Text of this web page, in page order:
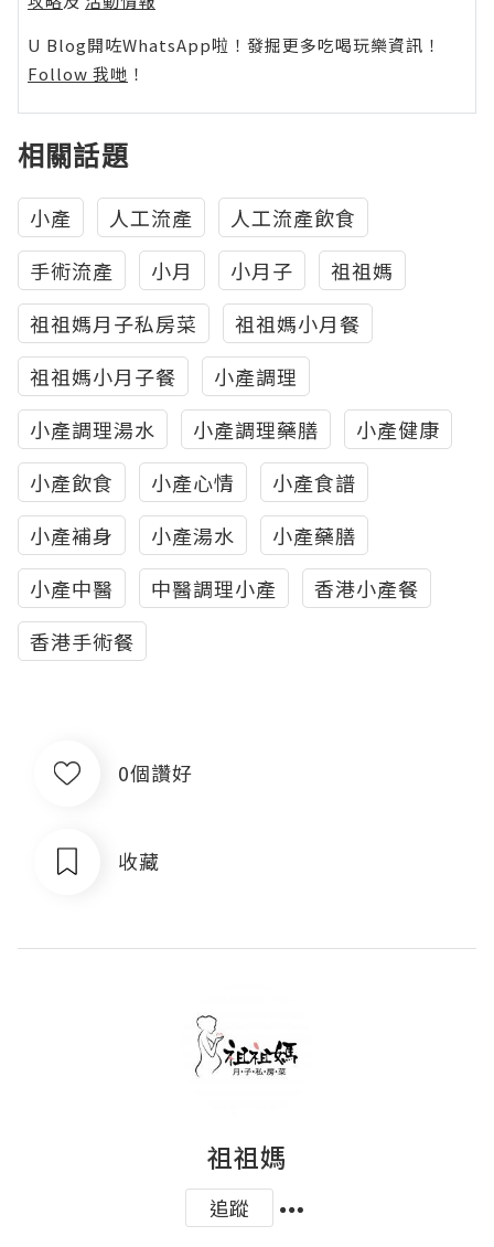
U Blog開咗WhatsApp啦！發掘更多吃喝玩樂資訊！
Follow 我哋 ！
相關話題
小產 人工流產
人工流產飲食
手術流產
小月 小月子
祖祖媽
祖祖媽月子私房菜
祖祖媽小月餐
祖祖媽小月子餐
小產調理
小產調理湯水
小產調理藥膳
小產健康
小產飲食
小產心情
小產食譜
小產補身
小產湯水
小產藥膳
小產中醫
中醫調理小產
香港小產餐
香港手術餐
0個讚好
收藏
祖祖媽
追蹤